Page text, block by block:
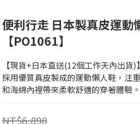
便利行走 日本製真皮運動
【PO1061】
【現貨+日本直送(12個工作天內出貨)】
採用優質真皮製成的運動懶人鞋，注
和海綿內裡帶來柔軟舒適的穿著體驗。
NT$6,890